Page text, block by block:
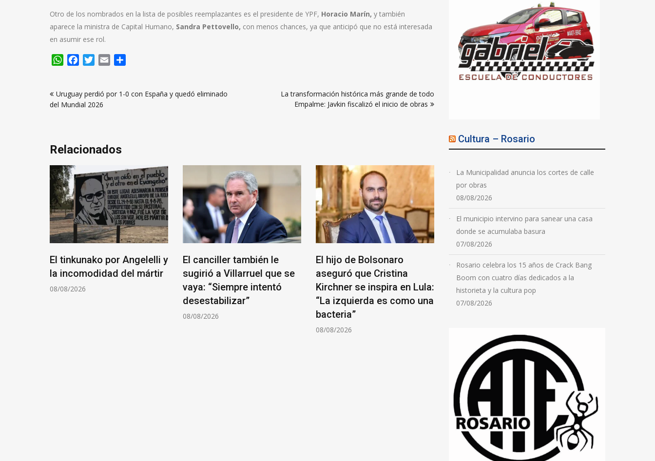
Otro de los nombrados en la lista de posibles reemplazantes es el presidente de YPF, Horacio Marín, y también
aparece la ministra de Capital Humano, Sandra Pettovello, con menos chances, ya que anticipó que no está interesada
en asumir ese rol.
WhatsApp
FacebookTwitter
Email
deUruguay perdió por 1-0 con España y quedó eliminado
del Mundial 2026
La transformación histórica más grande de todo
Empalme: Javkin fiscalizó el inicio de obras
Relacionados
El tinkunako por Angelelli y
la incomodidad del mártir
08/08/2026
El canciller también le
sugirió a Villarruel que se
vaya: “Siempre intentó
desestabilizar”
08/08/2026
El hijo de Bolsonaro
aseguró que Cristina
Kirchner se inspira en Lula:
“La izquierda es como una
bacteria”
08/08/2026
Salud Mental: Provincia
habilitó una nueva casa
asistida en la Colonia
Oliveros
Cultura – Rosario
La Municipalidad anuncia los cortes de calle
por obras
08/08/2026
El municipio intervino para sanear una casa
donde se acumulaba basura
07/08/2026
Rosario celebra los 15 años de Crack Bang
Boom con cuatro días dedicados a la
historieta y la cultura pop
07/08/2026